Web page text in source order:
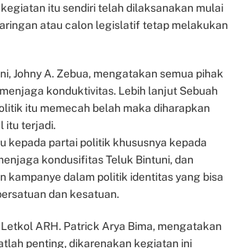
itu sendiri telah dilaksanakan mulai
atau calon legislatif tetap melakukan
Johny A. Zebua, mengatakan semua pihak
konduktivitas. Lebih lanjut Sebuah
itu memecah belah maka diharapkan
itu terjadi.
kepada partai politik khususnya kepada
kondusifitas Teluk Bintuni, dan
kampanye dalam politik identitas yang bisa
dan kesatuan.
ARH. Patrick Arya Bima, mengatakan
penting, dikarenakan kegiatan ini